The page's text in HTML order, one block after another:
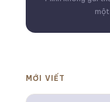
một
MỚI VIẾT